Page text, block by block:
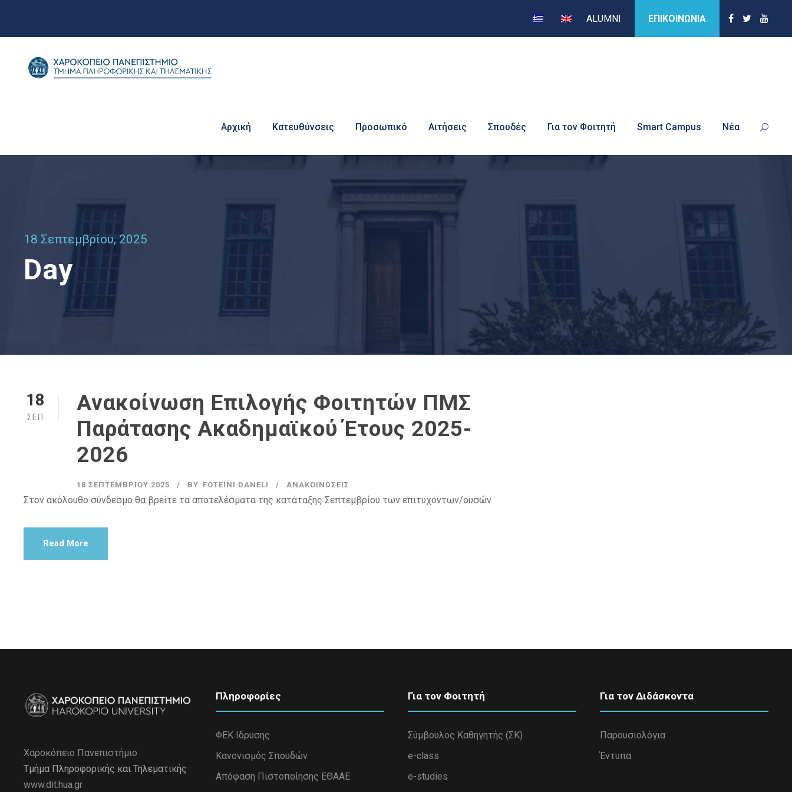
ALUMNI ΕΠΙΚΟΙΝΩΝΙΑ
Αρχική Κατευθύνσεις Προσωπικό Αιτήσεις Σπουδές Για τον Φοιτητή Smart Campus Νέα
18 Σεπτεμβρίου, 2025
Day
18
ΣΕΠ
Ανακοίνωση Επιλογής Φοιτητών ΠΜΣ
Παράτασης Ακαδημαϊκού Έτους 2025-
2026
18 ΣΕΠΤΕΜΒΡΊΟΥ 2025 BY FOTEINI DANELI ΑΝΑΚΟΙΝΏΣΕΙΣ
Στον ακόλουθο σύνδεσμο θα βρείτε τα αποτελέσματα της κατάταξης Σεπτεμβρίου των επιτυχόντων/ουσών
Read More
Χαροκόπειο Πανεπιστήμιο
Τμήμα Πληροφορικής και Τηλεματικής
www.dit.hua.gr
Πληροφορίες
ΦΕΚ Ιδρυσης
Κανονισμός Σπουδών
Απόφαση Πιστοποίησης ΕΘΑΑΕ
Για τον Φοιτητή
Σύμβουλος Καθηγητής (ΣΚ)
e-class
e-studies
Για τον Διδάσκοντα
Παρουσιολόγια
Έντυπα